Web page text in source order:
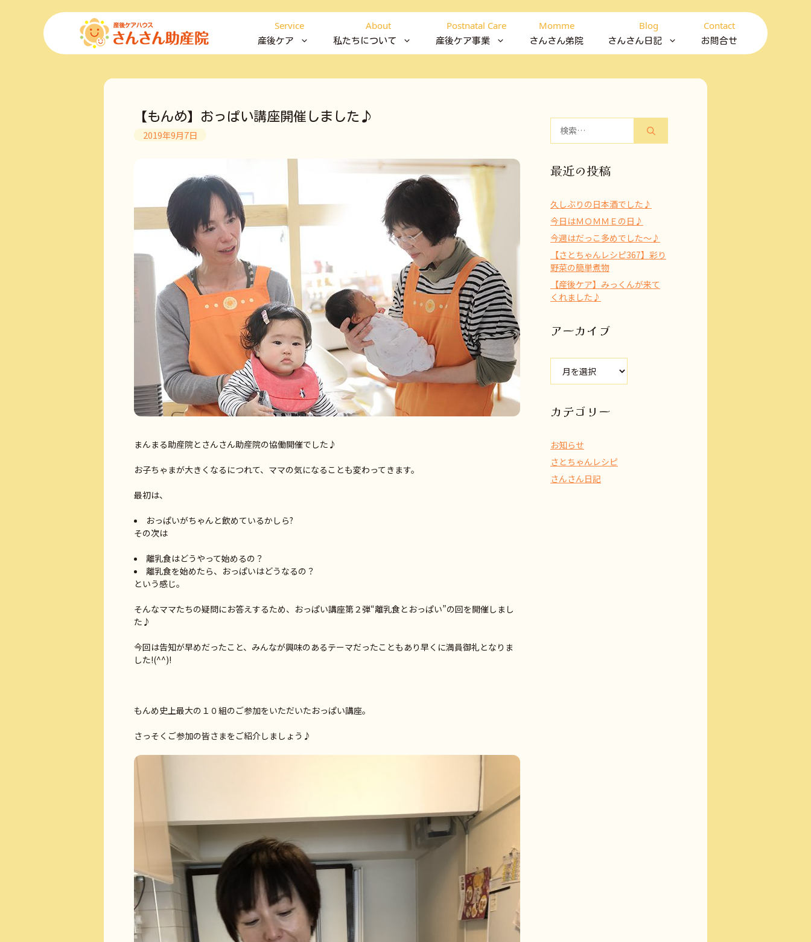
Service
産後ケア
About
私たちについて
Postnatal Care
産後ケア事業
Momme
さんさん弟院
Blog
さんさん日記
Contact
お問合せ
【もんめ】おっぱい講座開催しました♪
2019年9月7日
まんまる助産院とさんさん助産院の協働開催でした♪
お子ちゃまが大きくなるにつれて、ママの気になることも変わってきます。
最初は、
おっぱいがちゃんと飲めているかしら?
その次は
離乳食はどうやって始めるの？
離乳食を始めたら、おっぱいはどうなるの？
という感じ。
そんなママたちの疑問にお答えするため、おっぱい講座第２弾“離乳食とおっぱい”の回を開催しまし
た♪
今回は告知が早めだったこと、みんなが興味のあるテーマだったこともあり早くに満員御礼となりま
した!(^^)!
もんめ史上最大の１０組のご参加をいただいたおっぱい講座。
さっそくご参加の皆さまをご紹介しましょう♪
最近の投稿
久しぶりの日本酒でした♪
今日はＭＯＭＭＥの日♪
今週はだっこ多めでした～♪
【さとちゃんレシピ367】彩り
野菜の簡単煮物
【産後ケア】みっくんが来て
くれました♪
アーカイブ
ブ
カテゴリー
お知らせ
さとちゃんレシピ
さんさん日記